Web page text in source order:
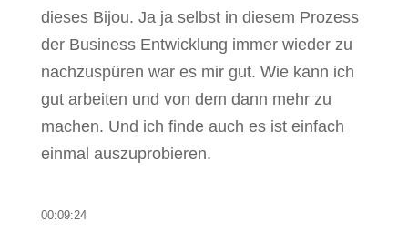
dieses Bijou. Ja ja selbst in diesem Prozess
der Business Entwicklung immer wieder zu
nachzuspüren war es mir gut. Wie kann ich
gut arbeiten und von dem dann mehr zu
machen. Und ich finde auch es ist einfach
einmal auszuprobieren.
00:09:24